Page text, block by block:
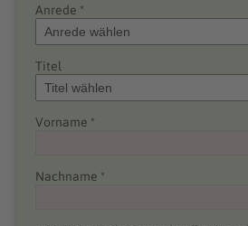
Anrede *
Titel
Vorname *
Nachname *